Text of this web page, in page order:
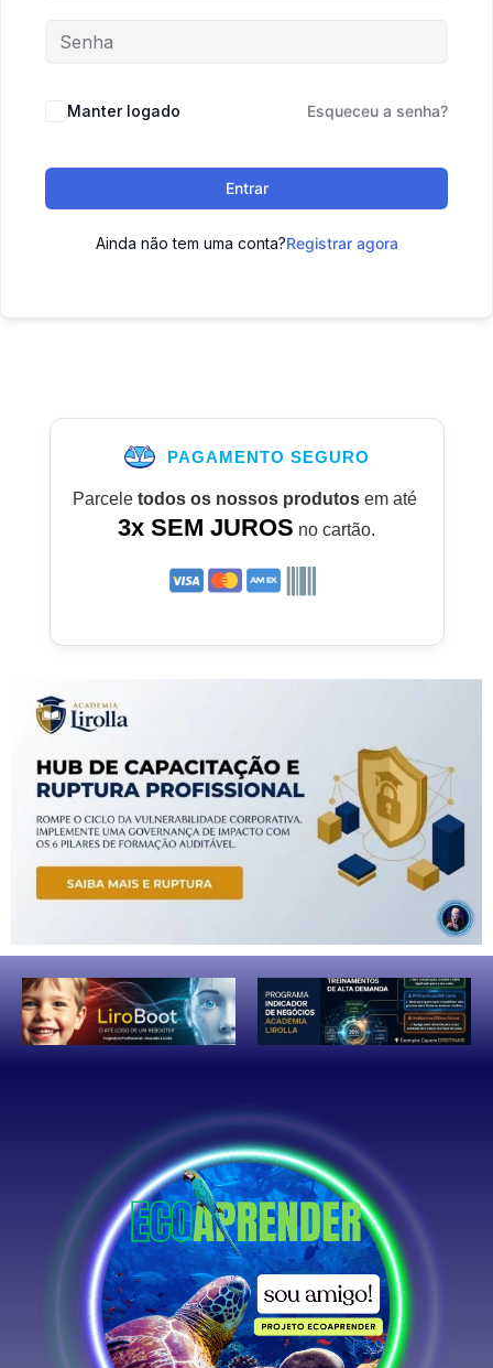
Manter logado Esqueceu a senha?
Entrar
Ainda não tem uma conta?Registrar agora
PAGAMENTO SEGURO
Parcele todos os nossos produtosem até
3x SEM JUROS no cartão.